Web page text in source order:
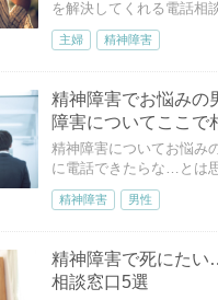
を解決してくれる電話相
主婦 精神障害
精神障害でお悩みの
障害についてここで
精神障害についてお悩み
に電話できたらな…とは
精神障害 男性
精神障害で死にた
相談窓口5選